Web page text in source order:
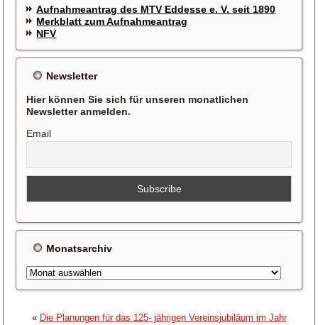
Aufnahmeantrag des MTV Eddesse e. V. seit 1890
Merkblatt zum Aufnahmeantrag
NFV
Newsletter
Hier können Sie sich für unseren monatlichen
Newsletter anmelden.
Email
Monatsarchiv
Monatsarchiv
« Die Planungen für das 125- jährigen Vereinsjubiläum im Jahr